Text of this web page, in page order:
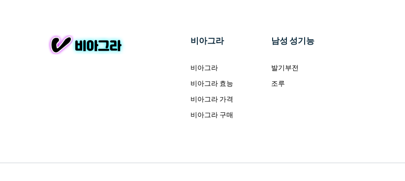
비아그라
비아그라
비아그라 효능
비아그라 가격
비아그라 구매
남성 성기능
발기부전
조루